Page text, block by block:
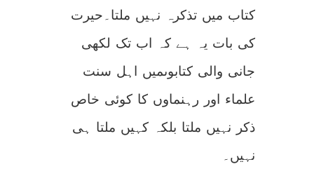
کتاب میں تذکرہ نہیں ملتا۔حیرت
کی بات یہ ہے کہ اب تک لکھی
جانی والی کتابوںمیں اہل سنت
علماء اور رہنماوں کا کوئی خاص
ذکر نہیں ملتا بلکہ کہیں ملتا ہی
نہیں۔